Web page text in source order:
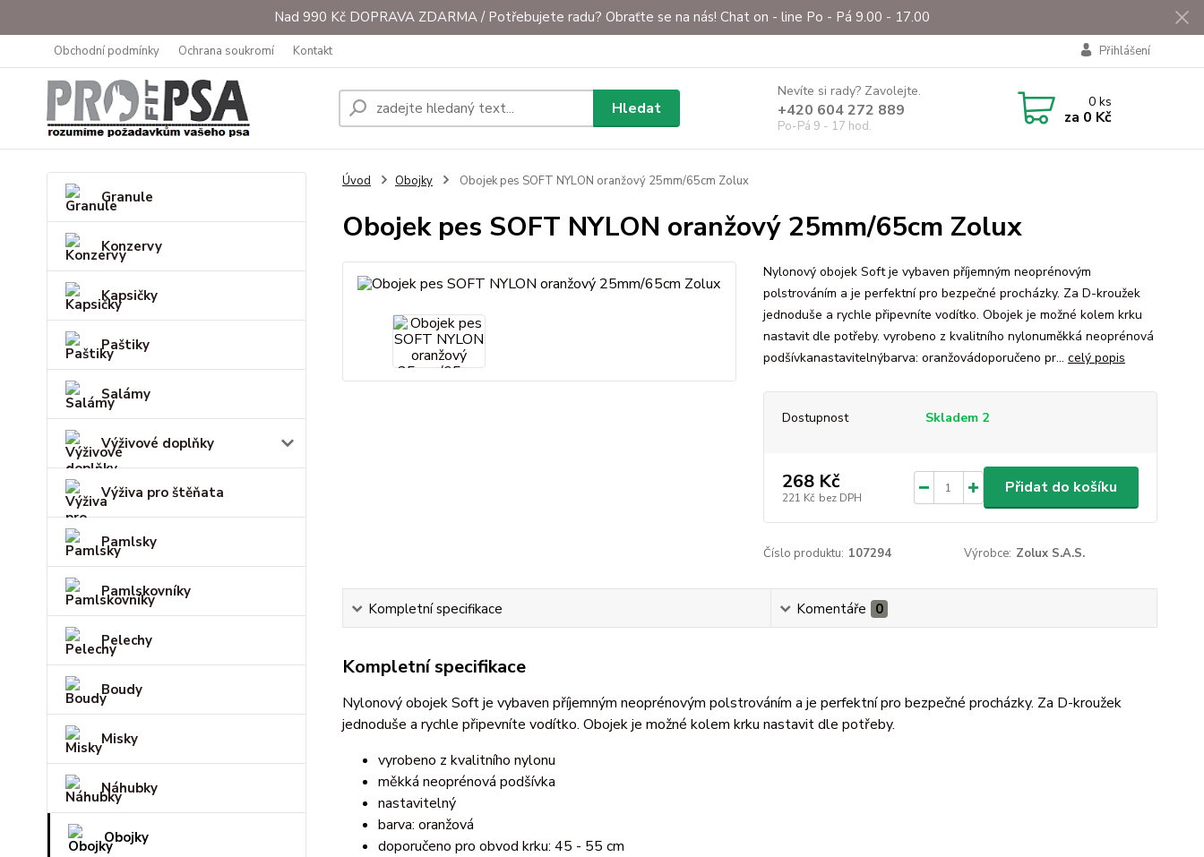
Nad 990 Kč DOPRAVA ZDARMA / Potřebujete radu? Obraťte se na nás! Chat on - line Po - Pá 9.00 - 17.00
Obchodní podmínky Ochrana soukromí Kontakt Přihlášení
Hledat
Nevíte si rady? Zavolejte.
+420 604 272 889
Po-Pá 9 - 17 hod.
0ks
za 0 Kč
Granule
Konzervy
Kapsičky
Paštiky
Salámy
Výživové doplňky
Výživa pro štěňata
Pamlsky
Pamlskovníky
Pelechy
Boudy
Misky
Náhubky
Obojky
Úvod Obojky Obojek pes SOFT NYLON oranžový 25mm/65cm Zolux
Obojek pes SOFT NYLON oranžový 25mm/65cm Zolux
Nylonový obojek Soft je vybaven příjemným neoprénovým
polstrováním a je perfektní pro bezpečné procházky. Za D-kroužek
jednoduše a rychle připevníte vodítko. Obojek je možné kolem krku
nastavit dle potřeby. vyrobeno z kvalitního nylonuměkká neoprénová
podšívkanastavitelnýbarva: oranžovádoporučeno pr... celý popis
Dostupnost Skladem 2
268 Kč
221 Kč bez DPH
Přidat do košíku
Číslo produktu: 107294 Výrobce: Zolux S.A.S.
Kompletní specifikace Komentáře 0
Kompletní specifikace
Nylonový obojek Soft je vybaven příjemným neoprénovým polstrováním a je perfektní pro bezpečné procházky. Za D-kroužek
jednoduše a rychle připevníte vodítko. Obojek je možné kolem krku nastavit dle potřeby.
vyrobeno z kvalitního nylonu
měkká neoprénová podšívka
nastavitelný
barva: oranžová
doporučeno pro obvod krku: 45 - 55 cm